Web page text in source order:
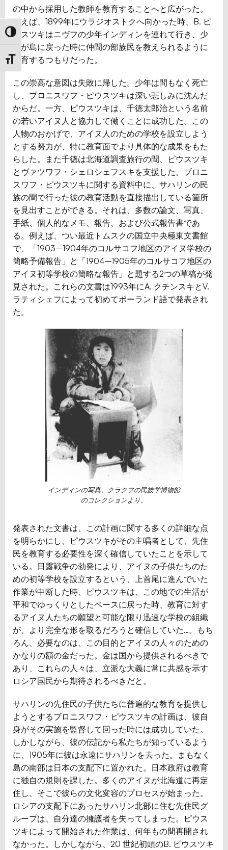
Toggle High Contrast
Toggle Font size
の中から採用した教師を教育することへと広がった。
例えば、1899年にウラジオストクへ向かった時、B. ピ
ウスツキはニヴフの少年インディンを連れて行き、少
年が島に戻った時に仲間の部族民を教えられるように
教育するつもりだった。
この崇高な意図は失敗に帰した。少年は間もなく死亡
し、ブロニスワフ・ピウスツキは深い悲しみに沈んだ
からだ。一方、ピウスツキは、千徳太郎治という名前
の若いアイヌ人と協力して働くことに成功した。この
人物のおかげで、アイヌ人のための学校を設立しよう
とする努力が、特に教育面でより具体的な成果をもた
らした。また千徳は北海道調査旅行の間、ピウスツキ
とヴァツワフ・シェロシェフスキを支援した。ブロニ
スワフ・ピウスツキに関する資料中に、サハリンの民
族の間で行った彼の教育活動を直接描出している箇所
を見出すことができる。それは、多数の論文、写真、
手紙、個人的なメモ、報告、および公式報告書であ
る。例えば、つい最近トムスクの国立中央極東文書館
で、「1903–1904年のコルサコフ地区のアイヌ学校の
簡略予備報告」と「1904–1905年のコルサコフ地区の
アイヌ初等学校の簡略な報告」と題する2つの草稿が発
見された。これらの文書は1993年にA. クチンスキとV.
ラティシェフによって初めてポーランド語で発表され
た。
インディンの写真、クラクフの民族学博物館
のコレクションより。
発表された文書は、この計画に関する多くの詳細な点
を明らかにし、ピウスツキがその主唱者として、先住
民を教育する必要性を深く確信していたことを示して
いる。日露戦争の勃発により、アイヌの子供たちのた
めの初等学校を設立するという、上首尾に進んでいた
作業が中断した時、ピウスツキは、この地での生活が
平和でゆっくりとしたペースに戻った時、教育に対す
るアイヌ人たちの願望と可能な限り迅速な学校の組織
が、より完全な形を取るだろうと確信していた…。もち
ろん、必要なのは、この目的とアイヌの人々のための
かなりの額の金だった。金は国から提供されるべきで
あり、これらの人々は、立派な大義に常に共感を示す
ロシア国民から期待されるべきだと。
サハリンの先住民の子供たちに普遍的な教育を提供し
ようとするブロニスワフ・ピウスツキの計画は、彼自
身がその実施を監督して回った時には成功していた。
しかしながら、彼の伝記から私たちが知っているよう
に、1905年に彼は永遠にサハリンを去った。まもなく
島の南部は日本の支配下に置かれた。日本政府は教育
に独自の規則を課した。多くのアイヌが北海道に再定
住し、そこで彼らの文化変容のプロセスが始まった。
ロシアの支配下にあったサハリン北部に住む先住民グ
ループは、自分達の擁護者を失ってしまった。ピウス
ツキによって開始された作業は、何年もの間再開され
なかった。しかしながら、20 世紀初頭のB. ピウスツキ